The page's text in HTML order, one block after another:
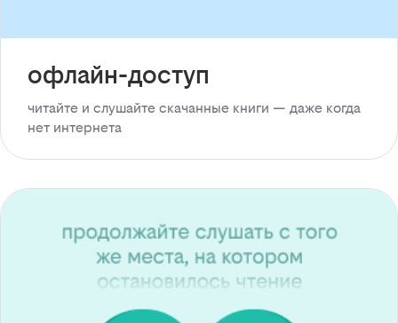
офлайн-доступ
читайте и слушайте скачанные книги — даже когда
нет интернета